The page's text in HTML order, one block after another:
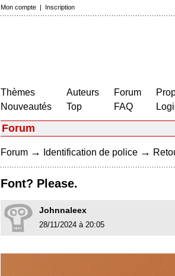
Mon compte | Inscription
Thèmes
Nouveautés
Auteurs
Top
Forum
FAQ
Forum
Forum → Identification de police →
Font? Please.
Johnnaleex
28/11/2024 à 20:05